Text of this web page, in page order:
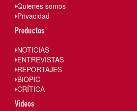
Quienes somos
Privacidad
Productos
NOTICIAS
ENTREVISTAS
REPORTAJES
BIOPIC
CRÍTICA
Videos